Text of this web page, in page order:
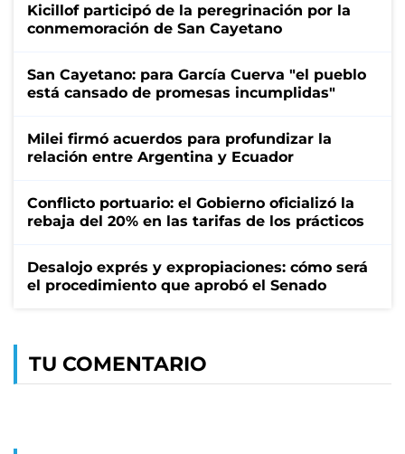
Kicillof participó de la peregrinación por la
conmemoración de San Cayetano
San Cayetano: para García Cuerva "el pueblo
está cansado de promesas incumplidas"
Milei firmó acuerdos para profundizar la
relación entre Argentina y Ecuador
Conflicto portuario: el Gobierno oficializó la
rebaja del 20% en las tarifas de los prácticos
Desalojo exprés y expropiaciones: cómo será
el procedimiento que aprobó el Senado
TU COMENTARIO